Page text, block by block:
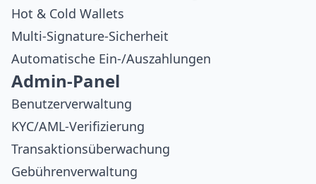
Hot & Cold Wallets
Multi-Signature-Sicherheit
Automatische Ein-/Auszahlungen
Admin-Panel
Benutzerverwaltung
KYC/AML-Verifizierung
Transaktionsüberwachung
Gebührenverwaltung